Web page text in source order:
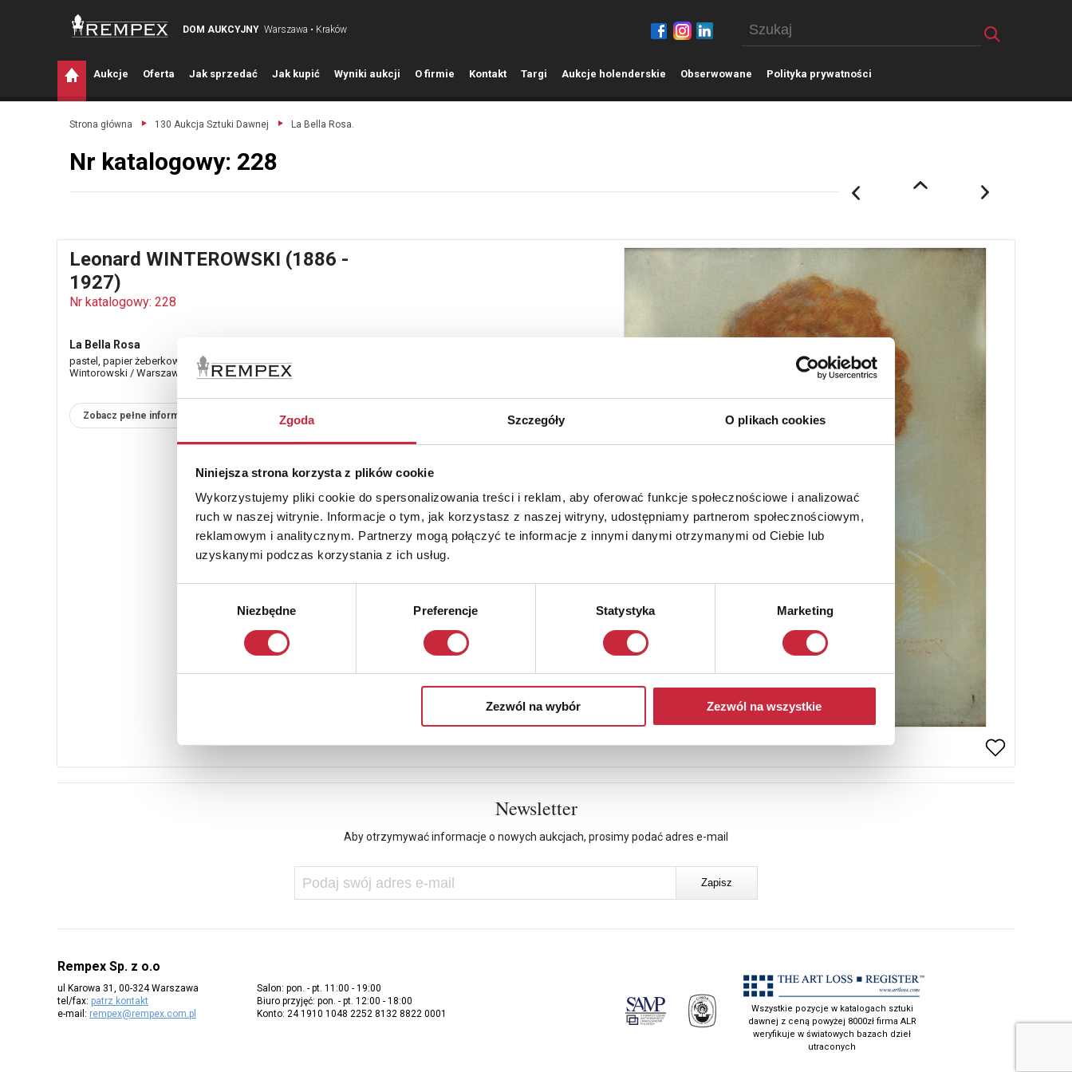
Zgoda Szczegóły O plikach cookies
Niniejsza strona korzysta z plików cookie
Wykorzystujemy pliki cookie do spersonalizowania treści i reklam, aby oferować funkcje społecznościowe i analizować
ruch w naszej witrynie. Informacje o tym, jak korzystasz z naszej witryny, udostępniamy partnerom społecznościowym,
reklamowym i analitycznym. Partnerzy mogą połączyć te informacje z innymi danymi otrzymanymi od Ciebie lub
uzyskanymi podczas korzystania z ich usług.
Niezbędne Preferencje Statystyka Marketing
Zezwól na wybór Zezwól na wszystkie
DOM AUKCYJNY Warszawa • Kraków
Aukcje Oferta Jak sprzedać Jak kupić Wyniki aukcji O firmie Kontakt Targi Aukcje holenderskie Obserwowane Polityka prywatności
Strona główna 130 Aukcja Sztuki Dawnej La Bella Rosa.
Nr katalogowy: 228
Leonard WINTEROWSKI (1886 -
1927)
Nr katalogowy: 228
La Bella Rosa
pastel, papier żeberkowy, 60,5 x 45 cm; sygn. p. d.: Leonard
Wintorowski / Warszawa 1922
Zobacz pełne informacje
Newsletter
Aby otrzymywać informacje o nowych aukcjach, prosimy podać adres e-mail
Rempex Sp. z o.o
ul Karowa 31, 00-324 Warszawa
tel/fax: patrz kontakt
e-mail: rempex@rempex.com.pl
Salon: pon. - pt. 11:00 - 19:00
Biuro przyjęć: pon. - pt. 12:00 - 18:00
Konto: 24 1910 1048 2252 8132 8822 0001
Wszystkie pozycje w katalogach sztuki
dawnej z ceną powyżej 8000zł firma ALR
weryfikuje w światowych bazach dzieł
utraconych